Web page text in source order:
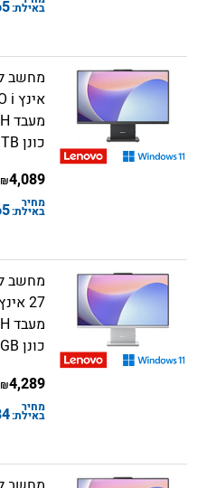
באילת:
כונן 1TB – צבע Luna Grey
4,089
₪
מחיר
באילת:
כונן 512GB – צבע Cloud Grey
4,289
₪
מחיר
באילת: